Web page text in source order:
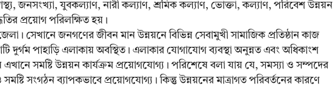
জনসংখ্যা, যুবকল্যাণ, নারী কল্যাণ, শ্রমিক কল্যাণ, ভোক্তা, কল্যাণ, পরিবেশ উন্নয়ন
প্রয়োগ পরিলক্ষিত হয়।
সেখানে জনগণের জীবন মান উন্নয়নে বিভিন্ন সেবামুখী সামাজিক প্রতিষ্ঠান কাজ
দুর্গম পাহাড়ি এলাকায় অবস্থিত। এলাকার যোগাযোগ ব্যবস্থা অনুন্নত এবং অধিকাংশ
সমষ্টি উন্নয়ন কার্যক্রম প্রয়োগযোগ্য। পরিশেষে বলা যায় যে, সমস্যা ও সম্পদের
সমষ্টি সংগঠন ব্যাপকভাবে প্রয়োগযোগ্য। কিন্তু উন্নয়নের মাত্রাগত পরিবর্তনের কারণে